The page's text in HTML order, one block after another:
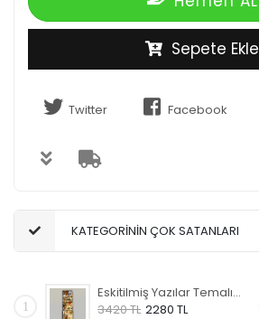
Sepete Ekle
Twitter Facebook
KATEGORİNİN ÇOK SATANLARI
1
Eskitilmiş Yazılar Temalı Kanvas Tablo
3420 TL 2280 TL